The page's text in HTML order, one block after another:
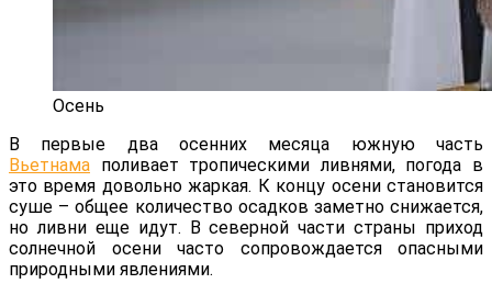
Осень
В первые два осенних месяца южную часть
Вьетнама поливает тропическими ливнями, погода в
это время довольно жаркая. К концу осени становится
суше – общее количество осадков заметно снижается,
но ливни еще идут. В северной части страны приход
солнечной осени часто сопровождается опасными
природными явлениями.